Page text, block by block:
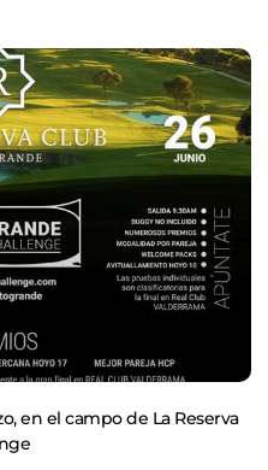
en el campo de La Reserva